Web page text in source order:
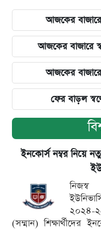
আজকের
আজকের বাজারে
আজকের
ফের বাড়ল
ইনকোর্স নম্বর নিয়ে
নিজস্ব
২০২৪-
(সম্মান) শিক্ষার্থীদের